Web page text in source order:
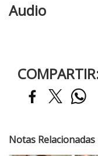
Audio
Notas Relacionadas